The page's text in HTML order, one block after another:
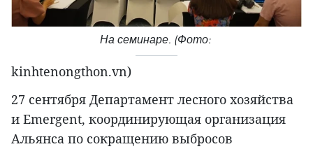
На семинаре. (Фото:
kinhtenongthon.vn)
27 сентября Департамент лесного хозяйства
и Emergent, координирующая организация
Альянса по сокращению выбросов